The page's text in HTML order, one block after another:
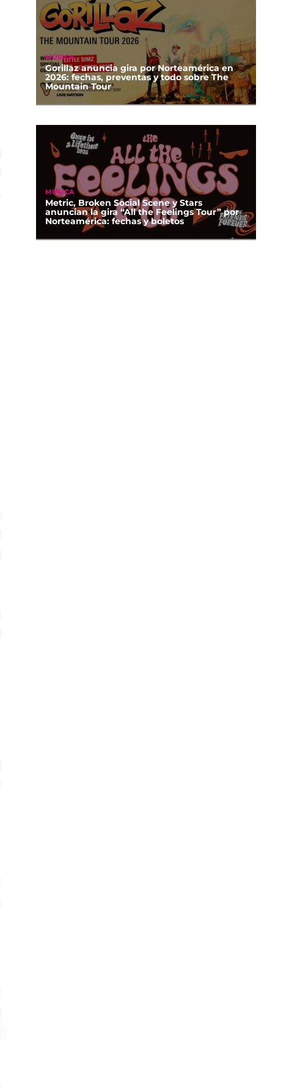
MÚSICA
Gorillaz anuncia gira por Norteamérica en
2026: fechas, preventas y todo sobre The
Mountain Tour
MÚSICA
Metric, Broken Social Scene y Stars
anuncian la gira “All the Feelings Tour” por
Norteamérica: fechas y boletos